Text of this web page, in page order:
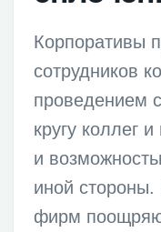
Корпоративы
сотрудников
проведением
кругу коллег
и
иной стороны.
фирм